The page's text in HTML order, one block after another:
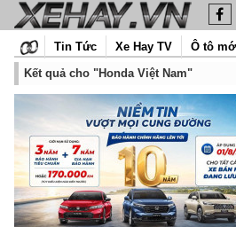
Tin Tức Xe Hay TV Ô tô
Kết quả cho "Honda Việt Nam"